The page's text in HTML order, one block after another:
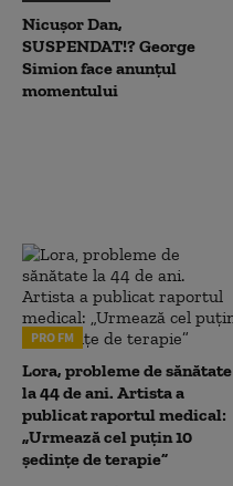
Nicușor Dan,
SUSPENDAT!? George
Simion face anunțul
momentului
PRO FM
Lora, probleme de sănătate
la 44 de ani. Artista a
publicat raportul medical:
„Urmează cel puțin 10
ședințe de terapie”